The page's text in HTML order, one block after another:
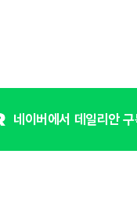
네이버에서 데일리안